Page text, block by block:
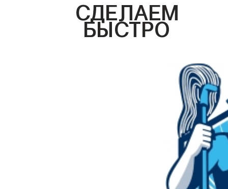
СДЕЛАЕМ
БЫСТРО